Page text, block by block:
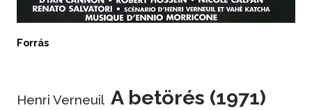
Forrás
Henri Verneuil A betörés (1971)